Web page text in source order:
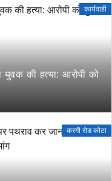
कार्यवाही
की हत्या: आरोपी को
करगी रोड कोटा